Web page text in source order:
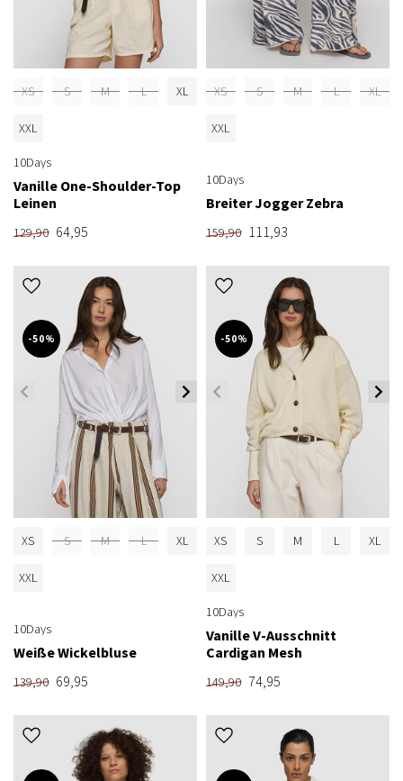
XS S M L XL
XXL
10Days
Vanille One-Shoulder-Top
Leinen
129,90 64,95
XS S M L XL
XXL
10Days
Breiter Jogger Zebra
159,90 111,93
-50%
XS S M L XL
XXL
10Days
Weiße Wickelbluse
139,90 69,95
-50%
XS S M L XL
XXL
10Days
Vanille V-Ausschnitt
Cardigan Mesh
149,90 74,95